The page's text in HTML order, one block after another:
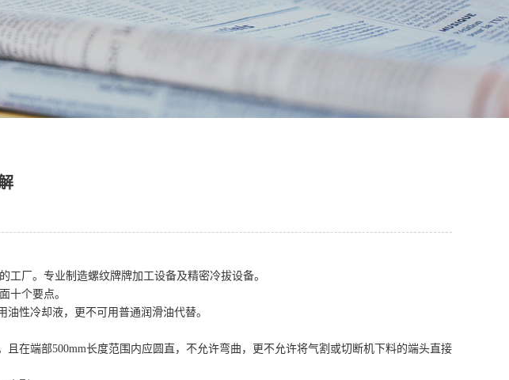
厂。专业制造螺纹牌牌加工设备及精密冷拔设备。
十个要点。
性冷却液，更不可用普通润滑油代替。
在端部500mm长度范围内应圆直，不允许弯曲，更不允许将气割或切断机下料的端头直接